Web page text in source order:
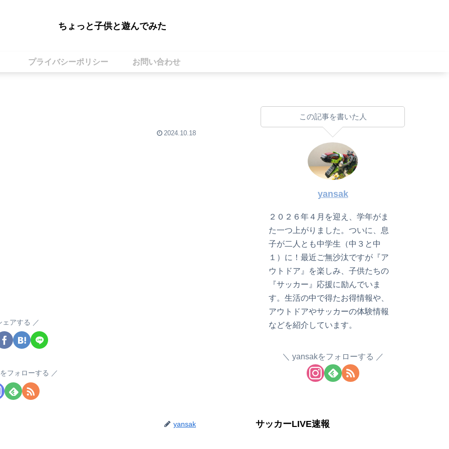
ちょっと子供と遊んでみた
プライバシーポリシー お問い合わせ
2024.10.18
ェアする
フォローする
yansak
この記事を書いた人
yansak
２０２６年４月を迎え、学年がま
た一つ上がりました。ついに、息
子が二人とも中学生（中３と中
１）に！最近ご無沙汰ですが『ア
ウトドア』を楽しみ、子供たちの
『サッカー』応援に励んでいま
す。生活の中で得たお得情報や、
アウトドアやサッカーの体験情報
などを紹介しています。
yansakをフォローする
サッカーLIVE速報